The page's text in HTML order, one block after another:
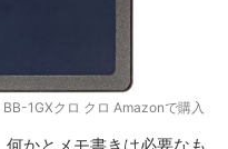
1GXクロ クロ Amazonで購入